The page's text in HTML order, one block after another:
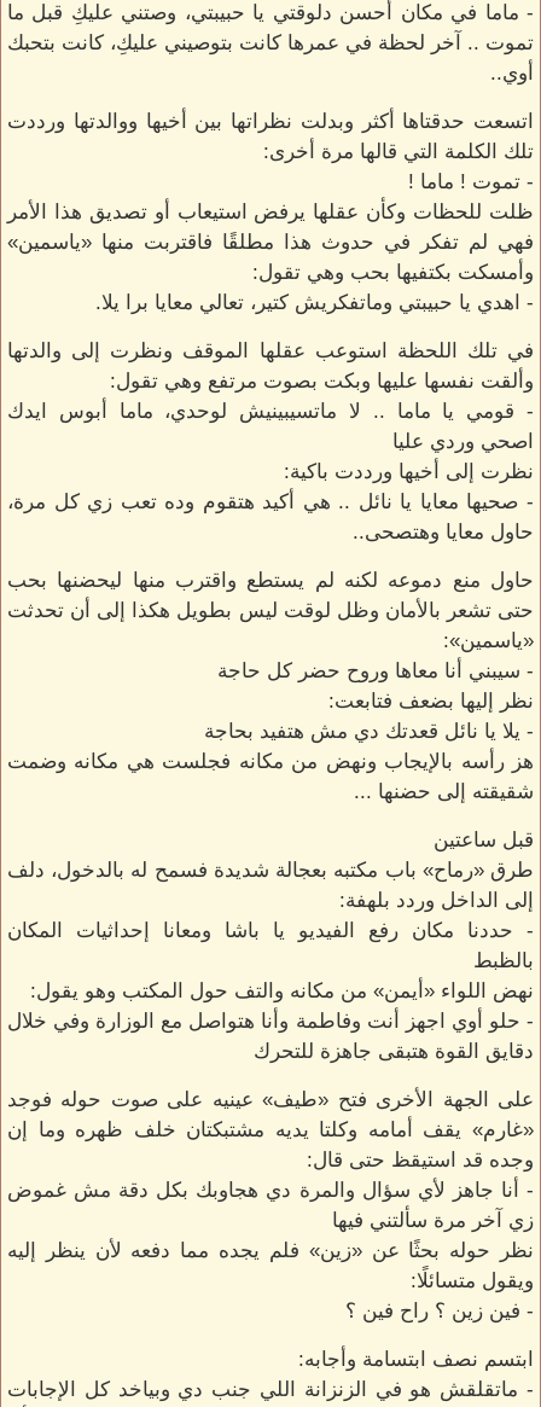
- ماما في مكان أحسن دلوقتي يا حبيبتي، وصتني عليكِ قبل ما
تموت .. آخر لحظة في عمرها كانت بتوصيني عليكِ، كانت بتحبك
أوي..
اتسعت حدقتاها أكثر وبدلت نظراتها بين أخيها ووالدتها ورددت
تلك الكلمة التي قالها مرة أخرى:
- تموت ! ماما !
ظلت للحظات وكأن عقلها يرفض استيعاب أو تصديق هذا الأمر
فهي لم تفكر في حدوث هذا مطلقًا فاقتربت منها «ياسمين»
وأمسكت بكتفيها بحب وهي تقول:
- اهدي يا حبيبتي وماتفكريش كتير، تعالي معايا برا يلا.
في تلك اللحظة استوعب عقلها الموقف ونظرت إلى والدتها
وألقت نفسها عليها وبكت بصوت مرتفع وهي تقول:
- قومي يا ماما .. لا ماتسيبينيش لوحدي، ماما أبوس ايدك
اصحي وردي عليا
نظرت إلى أخيها ورددت باكية:
- صحيها معايا يا نائل .. هي أكيد هتقوم وده تعب زي كل مرة،
حاول معايا وهتصحى..
حاول منع دموعه لكنه لم يستطع واقترب منها ليحضنها بحب
حتى تشعر بالأمان وظل لوقت ليس بطويل هكذا إلى أن تحدثت
«ياسمين»:
- سيبني أنا معاها وروح حضر كل حاجة
نظر إليها بضعف فتابعت:
- يلا يا نائل قعدتك دي مش هتفيد بحاجة
هز رأسه بالإيجاب ونهض من مكانه فجلست هي مكانه وضمت
شقيقته إلى حضنها ...
قبل ساعتين
طرق «رماح» باب مكتبه بعجالة شديدة فسمح له بالدخول، دلف
إلى الداخل وردد بلهفة:
- حددنا مكان رفع الفيديو يا باشا ومعانا إحداثيات المكان
بالظبط
نهض اللواء «أيمن» من مكانه والتف حول المكتب وهو يقول:
- حلو أوي اجهز أنت وفاطمة وأنا هتواصل مع الوزارة وفي خلال
دقايق القوة هتبقى جاهزة للتحرك
على الجهة الأخرى فتح «طيف» عينيه على صوت حوله فوجد
«غارم» يقف أمامه وكلتا يديه مشتبكتان خلف ظهره وما إن
وجده قد استيقظ حتى قال:
- أنا جاهز لأي سؤال والمرة دي هجاوبك بكل دقة مش غموض
زي آخر مرة سألتني فيها
نظر حوله بحثًا عن «زين» فلم يجده مما دفعه لأن ينظر إليه
ويقول متسائلًا:
- فين زين ؟ راح فين ؟
ابتسم نصف ابتسامة وأجابه:
- ماتقلقش هو في الزنزانة اللي جنب دي وبياخد كل الإجابات